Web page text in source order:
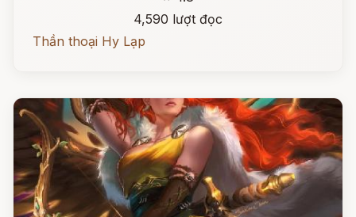
4,590 lượt đọc
Thần thoại Hy Lạp